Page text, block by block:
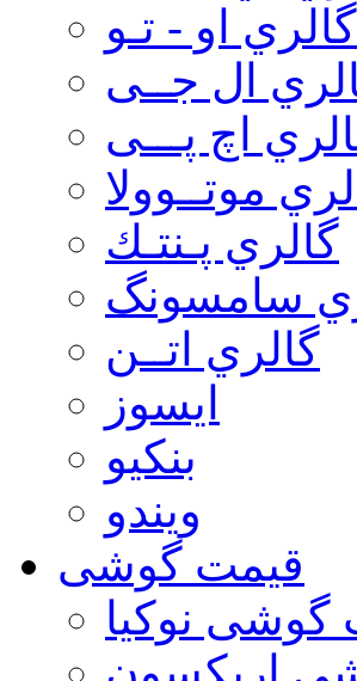
گالري او - تـو
ال جــی
اچ پـــی
موتــوولا
گالري پـنتـك
سامسونگ
گالري اتــن
ایسوز
بنکیو
ویندو
قیمت گوشی
گوشی نوكيا